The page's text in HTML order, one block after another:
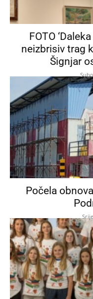
FOTO
neizbrisiv trag
Šignjar
Počela